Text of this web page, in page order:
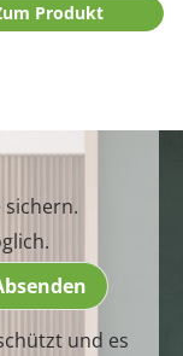
Produkt
sichern.
und es